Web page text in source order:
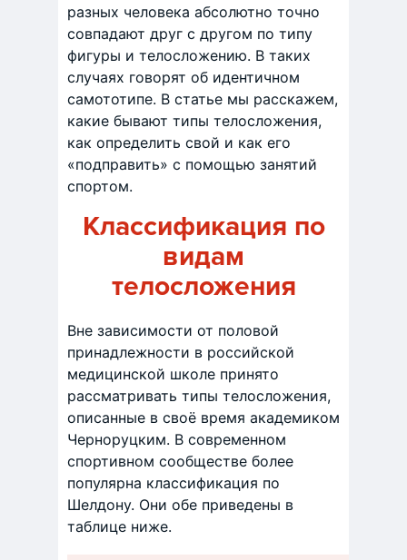
разных человека абсолютно точно
совпадают друг с другом по типу
фигуры и телосложению. В таких
случаях говорят об идентичном
самототипе. В статье мы расскажем,
какие бывают типы телосложения,
как определить свой и как его
«подправить» с помощью занятий
спортом.
Классификация по
видам
телосложения
Вне зависимости от половой
принадлежности в российской
медицинской школе принято
рассматривать типы телосложения,
описанные в своё время академиком
Черноруцким. В современном
спортивном сообществе более
популярна классификация по
Шелдону. Они обе приведены в
таблице ниже.